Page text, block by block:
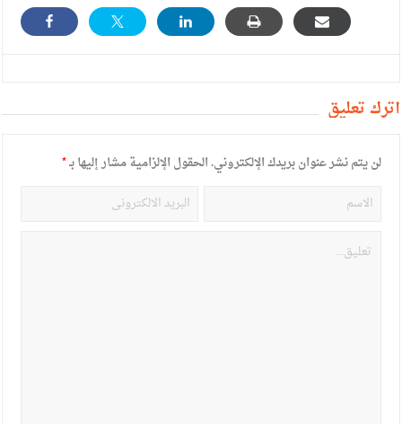
أترك تعليق
لن يتم نشر عنوان بريدك الإلكتروني.الحقول الإلزامية مشار إليها بـ*